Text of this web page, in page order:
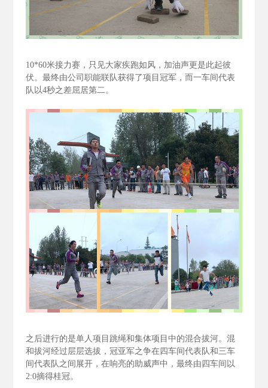
10*60米接力赛，只见大家疾跑如风，加油声更是此起彼
伏。最终由公司职能联队获得了项目冠军，而一车间代表
队以4秒之差屈居第二。
之后进行的是单人项目跳绳和集体项目中的混合拔河。混
和拔河经过层层选拔，冠亚军之争在四车间代表队和三车
间代表队之间展开，在响亮的助威声中，最终由四车间以
2:0摘得桂冠。